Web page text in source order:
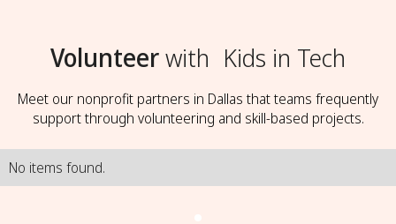
Volunteerwith Kids in Tech
Meet our nonprofit partners in Dallas that teams frequently
support through volunteering and skill-based projects.
No items found.